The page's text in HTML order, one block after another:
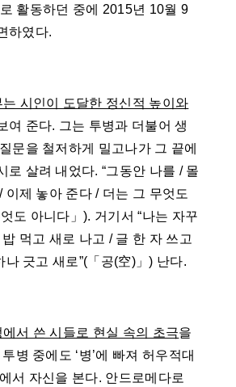
활동하던 중에 2015년 10월 9
하였다.
는 시인이 도달한 정신적 높이와
여 준다. 그는 투병과 더불어 생
문을 철저하게 밀고나가 그 끝에
로 살려 내었다. “그동안 나를 / 몰
이제 놓아 준다 / 더는 그 무엇도
도 아니다」). 거기서 “나는 자꾸
먹고 새로 나고 / 글 한 자 쓰고
나 긋고 새로”(「공(空)」) 난다.
서 쓴 시들로 현실 속의 초극을
병 중에도 ‘병’에 빠져 허우적대
서 자신을 본다. 안드로메다로